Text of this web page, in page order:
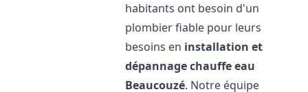
habitants ont besoin d'un
plombier fiable pour leurs
besoins en installation et
dépannage chauffe eau
Beaucouzé. Notre équipe